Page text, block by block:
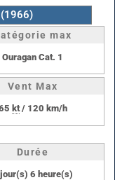
(1966)
max
Ouragan Cat. 1
Vent Max
kt/ 120 km/h
Durée
6 heure(s)